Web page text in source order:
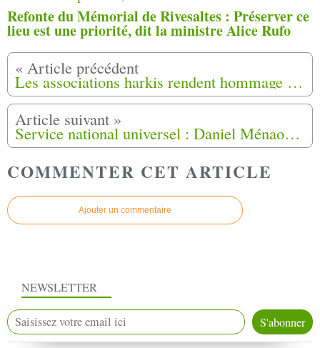
Refonte du Mémorial de Rivesaltes : Préserver ce
lieu est une priorité, dit la ministre Alice Rufo
Les associations harkis rendent hommage aux musulmans enterrés sur l'île Sainte-Marguerite à Cannes (06)
Service national universel : Daniel Ménaouine, fils de harki général en chef du projet
COMMENTER CET ARTICLE
Ajouter un commentaire
NEWSLETTER